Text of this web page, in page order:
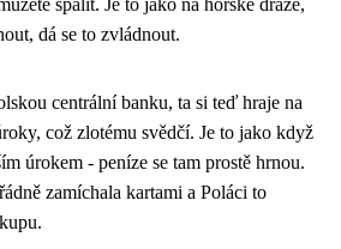
dá se to zvládnout.
centrální banku, ta si teď hraje na
což zlotému svědčí. Je to jako když
úrokem - peníze se tam prostě hrnou.
zamíchala kartami a Poláci to